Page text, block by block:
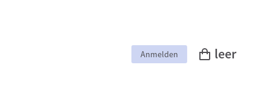
leer
Anmelden